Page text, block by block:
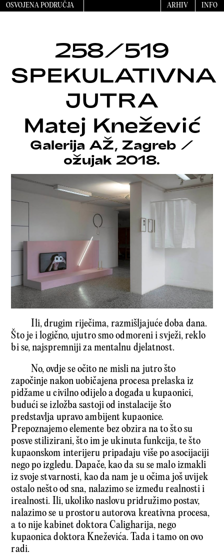
OSVOJENA PODRUČJA ARHIV INFO
258/519
SPEKULATIVNA
JUTRA
Matej Knežević
Galerija AŽ, Zagreb /
ožujak 2018.
Ili, drugim riječima, razmišljajuće doba dana.
Što je i logično, ujutro smo odmoreni i svježi, reklo
bi se, najspremniji za mentalnu djelatnost.
No, ovdje se očito ne misli na jutro što
započinje nakon uobičajena procesa prelaska iz
pidžame u civilno odijelo a događa u kupaonici,
budući se izložba sastoji od instalacije što
predstavlja upravo ambijent kupaonice.
Prepoznajemo elemente bez obzira na to što su
posve stilizirani, što im je ukinuta funkcija, te što
kupaonskom interijeru pripadaju više po asocijaciji
nego po izgledu. Dapače, kao da su se malo izmakli
iz svoje stvarnosti, kao da nam je u očima još uvijek
ostalo nešto od sna, nalazimo se između realnosti i
irealnosti. Ili, ukoliko naslovu pridružimo postav,
nalazimo se u prostoru autorova kreativna procesa,
a to nije kabinet doktora Caligharija, nego
kupaonica doktora Kneževića. Tada i tamo on ovo
radi.